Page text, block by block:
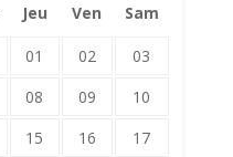
Jeu Ven Sam
01 02
03
08 09
10
15 16
17